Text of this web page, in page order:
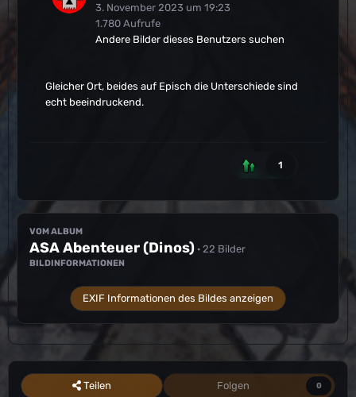
3. November 2023 um 19:23
1.780 Aufrufe
Andere Bilder dieses Benutzers suchen
Gleicher Ort, beides auf Episch die Unterschiede sind
echt beeindruckend.
1
VOM ALBUM
ASA Abenteuer (Dinos) · 22 Bilder
BILDINFORMATIONEN
EXIF Informationen des Bildes anzeigen
Teilen Folgen 0